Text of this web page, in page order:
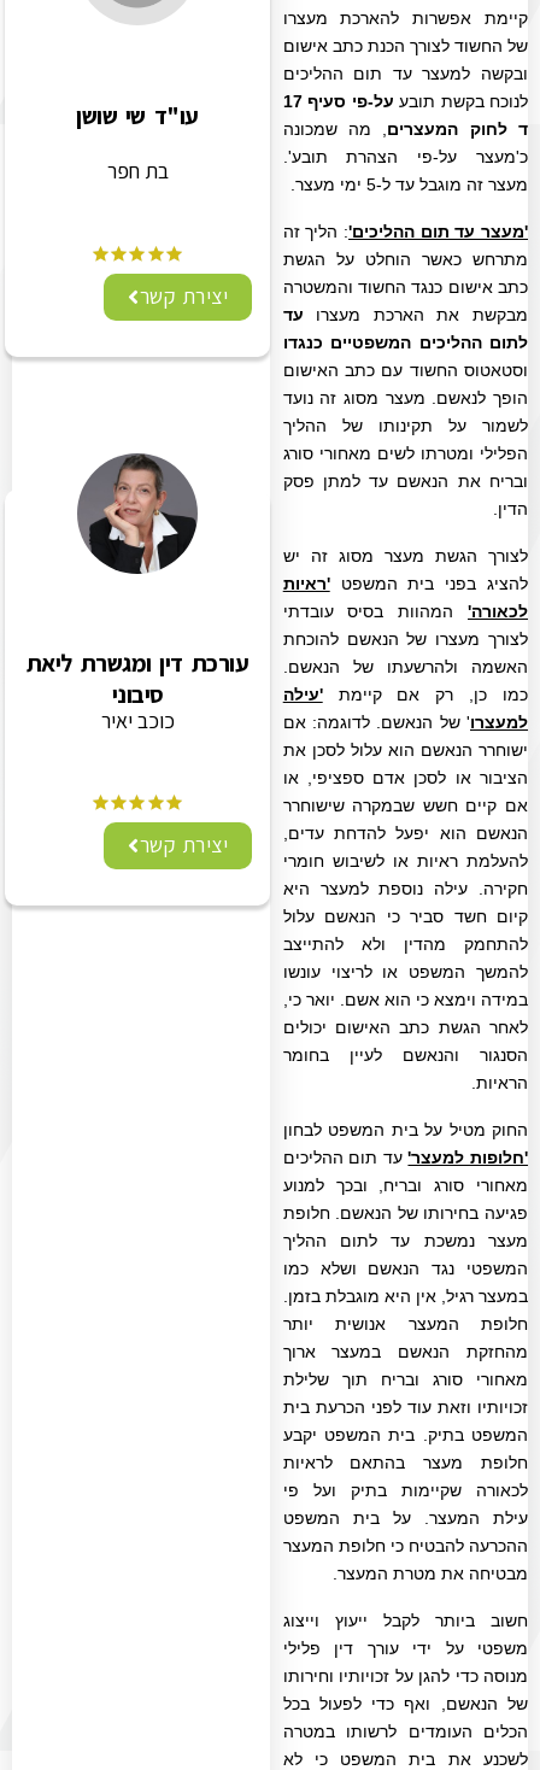
קיימת אפשרות להארכת מעצרו
של החשוד לצורך הכנת כתב אישום
ובקשה למעצר עד תום ההליכים
לנוכח בקשת תובע
על-פי סעיף 17
ד לחוק המעצרים, מה שמכונה
כ'מעצר על-פי הצהרת תובע'.
מעצר זה מוגבל עד ל-5 ימי מעצר
.
'מעצר עד תום ההליכים': הליך זה
מתרחש כאשר הוחלט על הגשת
כתב אישום כנגד החשוד והמשטרה
מבקשת את הארכת מעצרו
עד
לתום ההליכים המשפטיים כנגדו
וסטאטוס החשוד עם כתב האישום
הופך לנאשם.מעצר מסוג זה נועד
לשמור על תקינותו של ההליך
הפלילי ומטרתו לשים מאחורי סורג
ובריח את הנאשם עד למתן פסק
הדין.
לצורך הגשת מעצר מסוג זה יש
להציג בפני בית המשפט
'ראיות
לכאורה'
המהוות בסיס עובדתי
לצורך מעצרו של הנאשםלהוכחת
האשמה ולהרשעתו של הנאשם.
כמו כן, רק אם קיימת
'עילה
למעצרו' של הנאשם. לדוגמה: אם
ישוחרר הנאשם הוא עלול לסכן את
הציבור או לסכן אדם ספציפי, או
אם קיים חשש שבמקרה שישוחרר
הנאשם הוא יפעל להדחת עדים,
להעלמת ראיות או לשיבוש חומרי
חקירה. עילה נוספת למעצר היא
קיום חשד סביר כי הנאשם עלול
להתחמק מהדין ולא להתייצב
להמשך המשפט או לריצוי עונשו
במידה וימצא כי הוא אשם. יואר כי,
לאחר הגשת כתב האישום יכולים
הסנגור והנאשם לעיין בחומר
הראיות.
החוק מטיל על בית המשפט לבחון
'חלופות למעצר' עד תום ההליכים
מאחורי סורג ובריח, ובכך למנוע
פגיעה בחירותו של הנאשם. חלופת
מעצר נמשכת עד לתום ההליך
המשפטי נגד הנאשם ושלא כמו
במעצר רגיל, אין היא מוגבלת בזמן.
חלופת המעצר אנושית יותר
מהחזקת הנאשם במעצר ארוך
מאחורי סורג ובריח תוך שלילת
זכויותיו וזאת עוד לפני הכרעת בית
המשפט בתיק. בית המשפט יקבע
חלופת מעצר בהתאם לראיות
לכאורה שקיימות בתיק ועל פי
עילת המעצר. על בית המשפט
ההכרעה להבטיח כי חלופת המעצר
מבטיחה את מטרת המעצר.
חשוב ביותר לקבל ייעוץ וייצוג
משפטי על ידי עורך דין פלילי
מנוסה כדי להגן על זכויותיו וחירותו
של הנאשם, ואף כדי לפעול בכל
הכלים העומדים לרשותו במטרה
לשכנע את בית המשפט כי לא
עו"ד שי שושן
בת חפר
יצירת קשר
עורכת דין ומגשרת ליאת
סיבוני
כוכב יאיר
יצירת קשר